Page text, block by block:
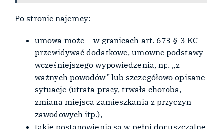
Po stronie najemcy:
umowa może – w granicach art. 673 § 3 KC –
przewidywać dodatkowe, umowne podstawy
wcześniejszego wypowiedzenia, np. „z
ważnych powodów” lub szczegółowo opisane
sytuacje (utrata pracy, trwała choroba,
zmiana miejsca zamieszkania z przyczyn
zawodowych itp.),
takie postanowienia są w pełni dopuszczalne